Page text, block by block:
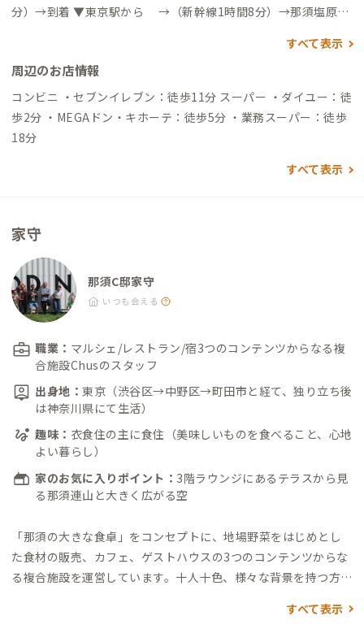
分）→到着 ▼東京駅から →（新幹線1時間8分）→那須塩原駅
スする場合 ▼東京駅から →（東北自動車道2時間4分）→黒
磯・板室IC→（一般道14分）→到着 ▼那須塩原駅から →（一
般道15分）→到着
すべて表示
周辺のお店情報
コンビニ ・セブンイレブン：徒歩11分 スーパー ・ダイユー：徒
歩2分 ・MEGAドン・キホーテ：徒歩5分 ・業務スーパー：徒歩
18分
すべて表示
家守
那須C邸家守
いつも会える
職業： マルシェ/レストラン/宿3つのコンテンツからなる複
合施設Chusのスタッフ
出身地： 東京（渋谷区→中野区→町田市と経て、独り立ち後
は神奈川県にて生活）
趣味： 衣食住の主に食住（美味しいものを食べること、心地
よい暮らし）
家のお気に入りポイント： 3階ラウンジにあるテラスから見
る那須連山と大きく広がる空
「那須の大きな食卓」をコンセプトに、地場野菜をはじめとし
た食材の販売、カフェ、ゲストハウスの3つのコンテンツからな
る複合施設を運営しています。 十人十色、様々な背景を持つ方々
な、家づくり、地域のお伝えなどができたらと思っています。
すべて表示